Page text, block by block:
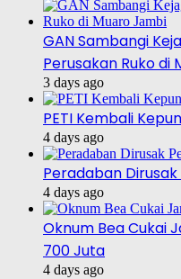
GAN Sambangi
Perusakan Ruko di
3 days ago
PETI Kembali
4 days ago
Peradaban
4 days ago
Oknum Bea Cukai
700 Juta
4 days ago